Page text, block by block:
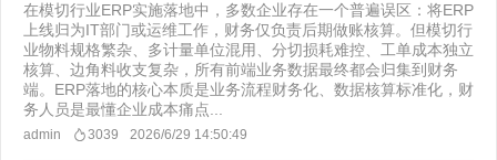
在模切行业ERP实施落地中，多数企业存在一个普遍误区：将ERP
上线归为IT部门或运维工作，财务仅负责后期做账核算。但模切行
业物料规格繁杂、多计量单位混用、分切损耗难控、工单成本独立
核算、边角料收支复杂，所有前端业务数据最终都会归集到财务
端。ERP落地的核心本质是业务流程财务化、数据核算标准化，财
务人员是最懂企业成本痛点...
admin 3039 2026/6/29 14:50:49